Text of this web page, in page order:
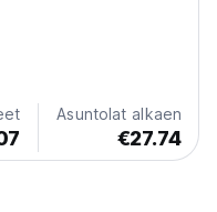
-tukikohta
translated from
Asuntolat alkaen
€27.74